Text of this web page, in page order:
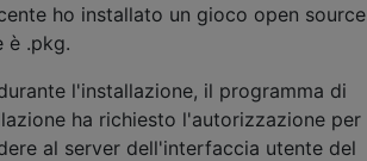
ho installato un gioco open
è .pkg.
l'installazione, il programma di
ha richiesto l'autorizzazione per
al server dell'interfaccia utente del